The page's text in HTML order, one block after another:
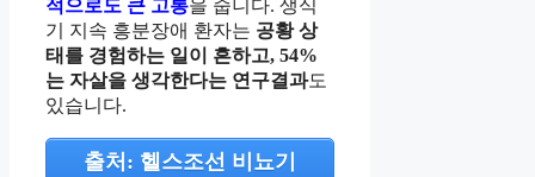
적으로도 큰 고통을 줍니다. 생식
기 지속 흥분장애 환자는 공황 상
태를 경험하는 일이 흔하고, 54%
는 자살을 생각한다는 연구결과도
있습니다.
출처: 헬스조선 비뇨기